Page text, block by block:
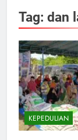
Tag: dan
KEPEDULIAN